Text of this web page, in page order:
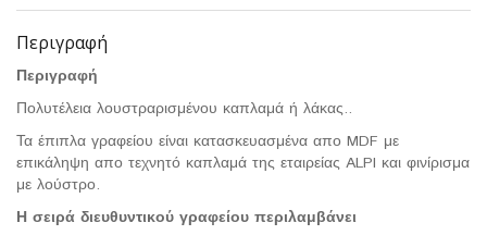
Περιγραφή
Περιγραφή
Πολυτέλεια λουστραρισμένου καπλαμά ή λάκας..
Τα έπιπλα γραφείου είναι κατασκευασμένα απο MDF με
επικάληψη απο τεχνητό καπλαμά της εταιρείας ALPI και φινίρισμα
με λούστρο.
Η σειρά διευθυντικού γραφείου περιλαμβάνει